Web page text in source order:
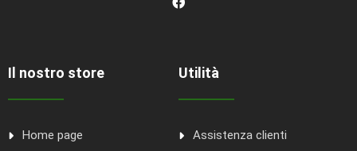
Il nostro store
Home page
Utilità
Assistenza clienti